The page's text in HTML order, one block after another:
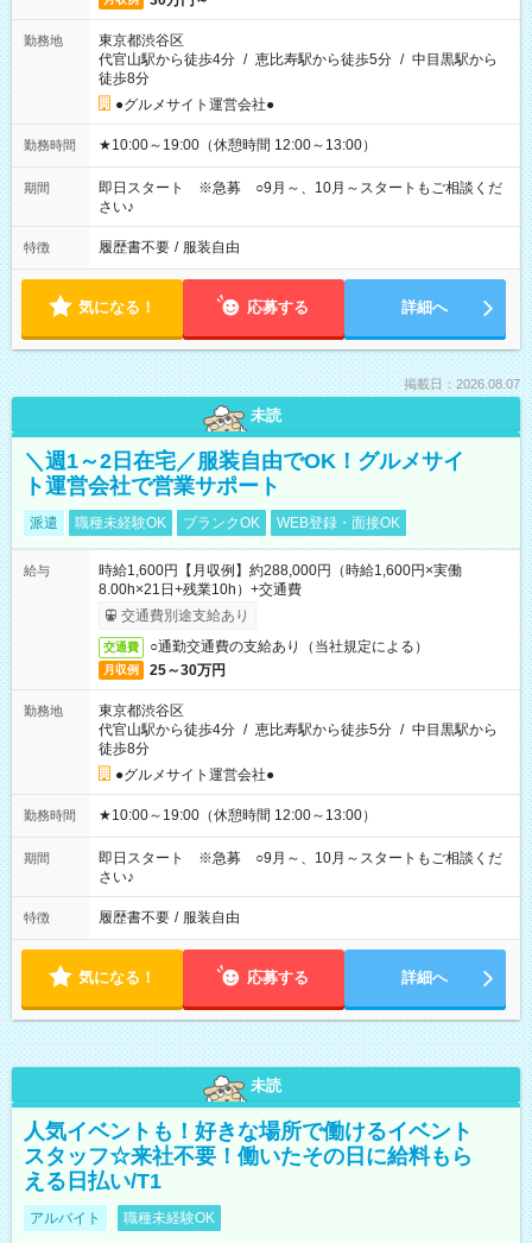
勤務地
東京都渋谷区
代官山駅から徒歩4分 / 恵比寿駅から徒歩5分 / 中目黒駅から
徒歩8分
●グルメサイト運営会社●
勤務時間 ★10:00～19:00（休憩時間 12:00～13:00）
期間
即日スタート ※急募 ○9月～、10月～スタートもご相談くだ
さい♪
特徴 履歴書不要 / 服装自由
気になる！ 応募する 詳細へ
掲載日：2026.08.07
未読
＼週1～2日在宅／服装自由でOK！グルメサイ
ト運営会社で営業サポート
派遣 職種未経験OK ブランクOK WEB登録・面接OK
給与
時給1,600円【月収例】約288,000円（時給1,600円×実働
8.00h×21日+残業10h）+交通費
交通費別途支給あり
交通費 ○通勤交通費の支給あり（当社規定による）
月収例 25～30万円
勤務地
東京都渋谷区
代官山駅から徒歩4分 / 恵比寿駅から徒歩5分 / 中目黒駅から
徒歩8分
●グルメサイト運営会社●
勤務時間 ★10:00～19:00（休憩時間 12:00～13:00）
期間
即日スタート ※急募 ○9月～、10月～スタートもご相談くだ
さい♪
特徴 履歴書不要 / 服装自由
気になる！ 応募する 詳細へ
未読
人気イベントも！好きな場所で働けるイベント
スタッフ☆来社不要！働いたその日に給料もら
える日払い/T1
アルバイト 職種未経験OK